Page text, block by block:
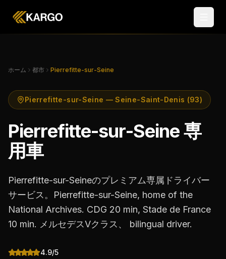
ホーム 都市 Pierrefitte-sur-Seine
Pierrefitte-sur-Seine — Seine-Saint-Denis (93)
Pierrefitte-sur-Seine 専
用車
Pierrefitte-sur-Seineのプレミアム専属ドライバー
サービス。Pierrefitte-sur-Seine, home of the
National Archives. CDG 20 min, Stade de France
10 min. メルセデスVクラス、 bilingual driver.
4.9/5